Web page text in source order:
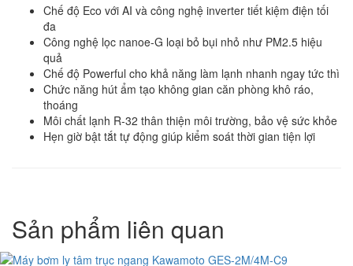
Chế độ Eco với AI và công nghệ inverter tiết kiệm điện tối
đa
Công nghệ lọc nanoe-G loại bỏ bụi nhỏ như PM2.5 hiệu
quả
Chế độ Powerful cho khả năng làm lạnh nhanh ngay tức thì
Chức năng hút ẩm tạo không gian căn phòng khô ráo,
thoáng
Môi chất lạnh R-32 thân thiện môi trường, bảo vệ sức khỏe
Hẹn giờ bật tắt tự động giúp kiểm soát thời gian tiện lợi
Sản phẩm liên quan